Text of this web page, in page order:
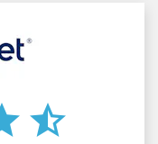
star_half